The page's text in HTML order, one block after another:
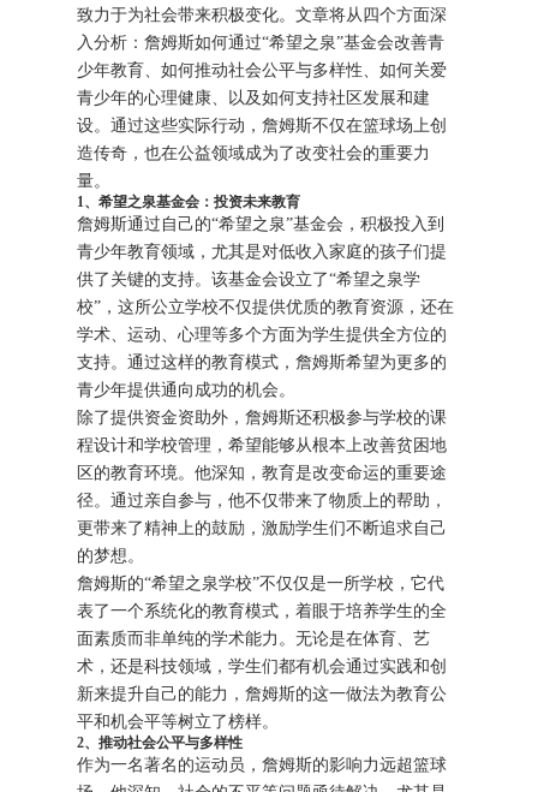
致力于为社会带来积极变化。文章将从四个方面深
入分析：詹姆斯如何通过“希望之泉”基金会改善青
少年教育、如何推动社会公平与多样性、如何关爱
青少年的心理健康、以及如何支持社区发展和建
设。通过这些实际行动，詹姆斯不仅在篮球场上创
造传奇，也在公益领域成为了改变社会的重要力
量。
1、希望之泉基金会：投资未来教育
詹姆斯通过自己的“希望之泉”基金会，积极投入到
青少年教育领域，尤其是对低收入家庭的孩子们提
供了关键的支持。该基金会设立了“希望之泉学
校”，这所公立学校不仅提供优质的教育资源，还在
学术、运动、心理等多个方面为学生提供全方位的
支持。通过这样的教育模式，詹姆斯希望为更多的
青少年提供通向成功的机会。
除了提供资金资助外，詹姆斯还积极参与学校的课
程设计和学校管理，希望能够从根本上改善贫困地
区的教育环境。他深知，教育是改变命运的重要途
径。通过亲自参与，他不仅带来了物质上的帮助，
更带来了精神上的鼓励，激励学生们不断追求自己
的梦想。
詹姆斯的“希望之泉学校”不仅仅是一所学校，它代
表了一个系统化的教育模式，着眼于培养学生的全
面素质而非单纯的学术能力。无论是在体育、艺
术，还是科技领域，学生们都有机会通过实践和创
新来提升自己的能力，詹姆斯的这一做法为教育公
平和机会平等树立了榜样。
2、推动社会公平与多样性
作为一名著名的运动员，詹姆斯的影响力远超篮球